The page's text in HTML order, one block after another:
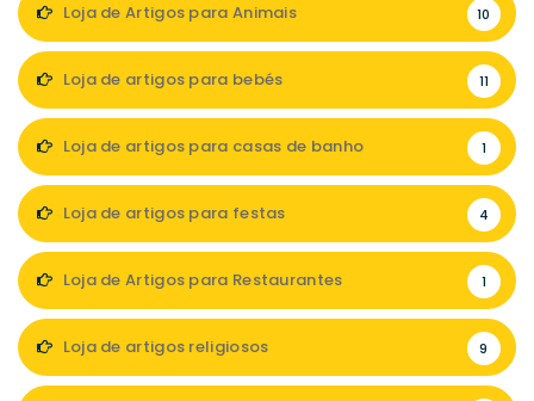
Loja de Artigos para Animais 10
Loja de artigos para bebés 11
Loja de artigos para casas de banho 1
Loja de artigos para festas 4
Loja de Artigos para Restaurantes 1
Loja de artigos religiosos 9